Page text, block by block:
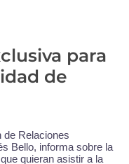
para
de
de Relaciones
Bello, informa sobre la
quieran asistir a la